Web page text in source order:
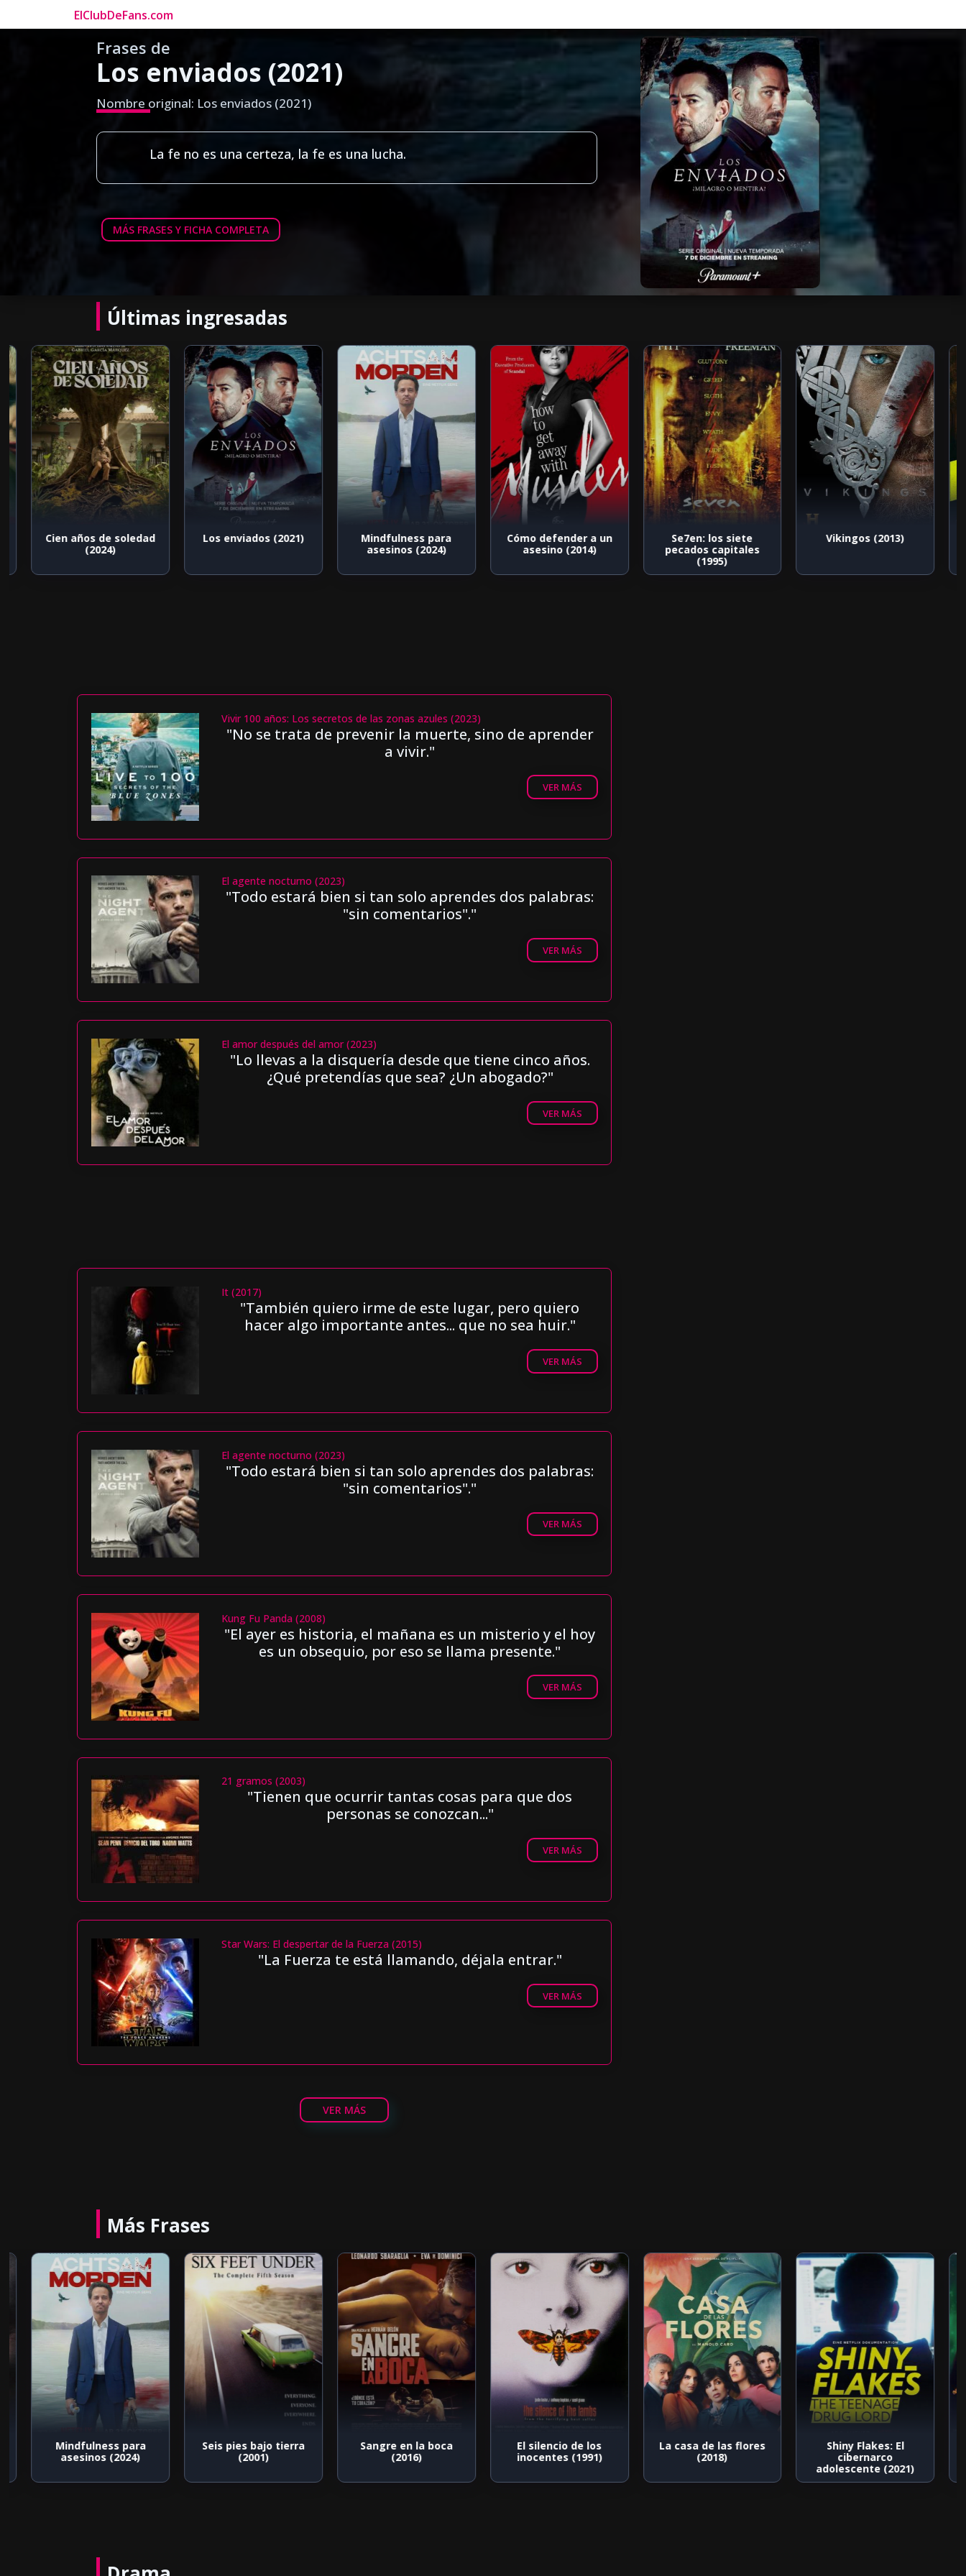
ElClubDeFans.com
Frases de
Los enviados (2021)
Nombre original: Los enviados (2021)
La fe no es una certeza, la fe es una lucha.
MÁS FRASES Y FICHA COMPLETA
Últimas ingresadas
Cien años de soledad
(2024)
Los enviados (2021)
Mindfulness para
asesinos (2024)
Cómo defender a un
asesino (2014)
Se7en: los siete
pecados capitales
(1995)
Vikingos (2013)
Vivir 100 años: Los secretos de las zonas azules (2023)
"No se trata de prevenir la muerte, sino de aprender
a vivir."
VER MÁS
El agente nocturno (2023)
"Todo estará bien si tan solo aprendes dos palabras:
"sin comentarios"."
VER MÁS
El amor después del amor (2023)
"Lo llevas a la disquería desde que tiene cinco años.
¿Qué pretendías que sea? ¿Un abogado?"
VER MÁS
It (2017)
"También quiero irme de este lugar, pero quiero
hacer algo importante antes... que no sea huir."
VER MÁS
El agente nocturno (2023)
"Todo estará bien si tan solo aprendes dos palabras:
"sin comentarios"."
VER MÁS
Kung Fu Panda (2008)
"El ayer es historia, el mañana es un misterio y el hoy
es un obsequio, por eso se llama presente."
VER MÁS
21 gramos (2003)
"Tienen que ocurrir tantas cosas para que dos
personas se conozcan..."
VER MÁS
Star Wars: El despertar de la Fuerza (2015)
"La Fuerza te está llamando, déjala entrar."
VER MÁS
VER MÁS
Más Frases
Mindfulness para
asesinos (2024)
Seis pies bajo tierra
(2001)
Sangre en la boca
(2016)
El silencio de los
inocentes (1991)
La casa de las flores
(2018)
Shiny Flakes: El
cibernarco
adolescente (2021)